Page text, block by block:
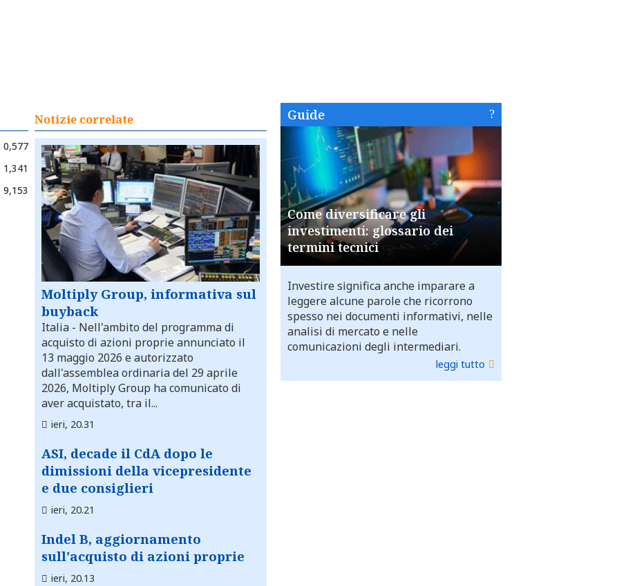
0,577
1,341
9,153
Notizie correlate
Moltiply Group, informativa sul
buyback
Italia - Nell'ambito del programma di
acquisto di azioni proprie annunciato il
13 maggio 2026 e autorizzato
dall'assemblea ordinaria del 29 aprile
2026, Moltiply Group ha comunicato di
aver acquistato, tra il...
ieri, 20.31
ASI, decade il CdA dopo le
dimissioni della vicepresidente
e due consiglieri
ieri, 20.21
Indel B, aggiornamento
sull'acquisto di azioni proprie
ieri, 20.13
Guide
Come diversificare gli
investimenti: glossario dei
termini tecnici
Investire significa anche imparare a
leggere alcune parole che ricorrono
spesso nei documenti informativi, nelle
analisi di mercato e nelle
comunicazioni degli intermediari.
leggi tutto